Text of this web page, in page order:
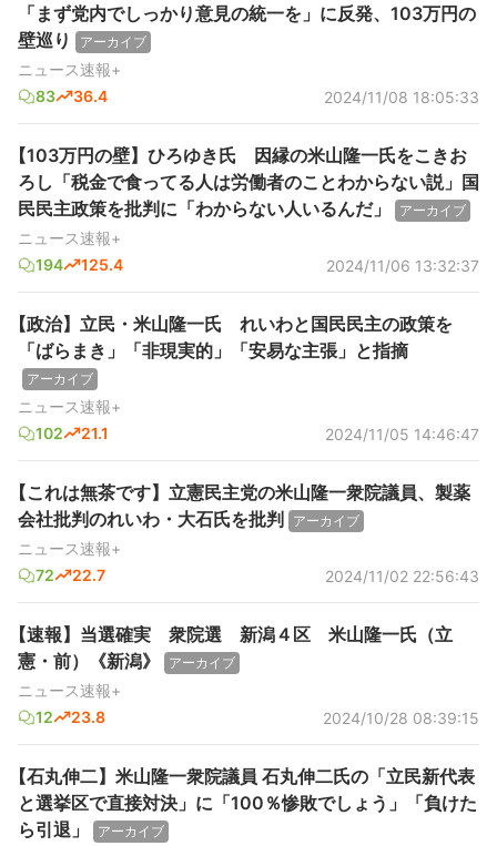
「まず党内でしっかり意見の統一を」に反発、103万円の
壁巡り
アーカイブ
ニュース速報+
83
36.4 2024/11/08 18:05:33
【103万円の壁】ひろゆき氏 因縁の米山隆一氏をこきお
ろし「税金で食ってる人は労働者のことわからない説」国
民民主政策を批判に「わからない人いるんだ」
アーカイブ
ニュース速報+
194
125.4 2024/11/06 13:32:37
【政治】立民・米山隆一氏 れいわと国民民主の政策を
「ばらまき」「非現実的」「安易な主張」と指摘
アーカイブ
ニュース速報+
102
21.1 2024/11/05 14:46:47
【これは無茶です】立憲民主党の米山隆一衆院議員、製薬
会社批判のれいわ・大石氏を批判
アーカイブ
ニュース速報+
72
22.7 2024/11/02 22:56:43
【速報】当選確実 衆院選 新潟４区 米山隆一氏（立
憲・前）《新潟》
アーカイブ
ニュース速報+
12
23.8 2024/10/28 08:39:15
【石丸伸二】米山隆一衆院議員 石丸伸二氏の「立民新代表
と選挙区で直接対決」に「100％惨敗でしょう」「負けた
ら引退」
アーカイブ